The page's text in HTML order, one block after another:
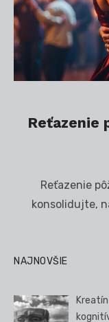
Reťazenie
Reťazenie
konsolidujte,
NAJNOVŠIE